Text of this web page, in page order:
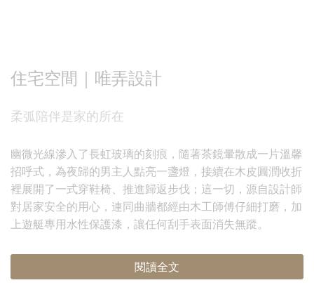
住宅空間｜唯弄設計
柔弧陪伴是家的所在
幽微光線滲入了長虹玻璃的刻痕，隨著茶鏡暈散成一片溫馨
招呼式，為夜歸的男主人點亮一盞燈，接續在木皮圓潤收折
裡展開了一式穿鞋椅、推進歸返步伐；這一切，源自設計師
對居家安全的用心，連同曲牆都經由木工師傅仔細打磨，加
上遊艇專用水性保護漆，讓任何刮手表面消失無蹤。
閱讀全文